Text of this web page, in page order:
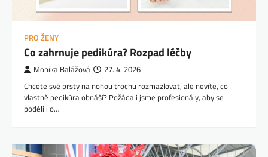
PRO ŽENY
Co zahrnuje pedikúra? Rozpad léčby
Monika Balážová 27. 4. 2026
Chcete své prsty na nohou trochu rozmazlovat, ale nevíte, co
vlastně pedikúra obnáší? Požádali jsme profesionály, aby se
podělili o…